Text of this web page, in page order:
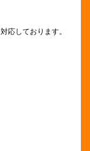
応しております。